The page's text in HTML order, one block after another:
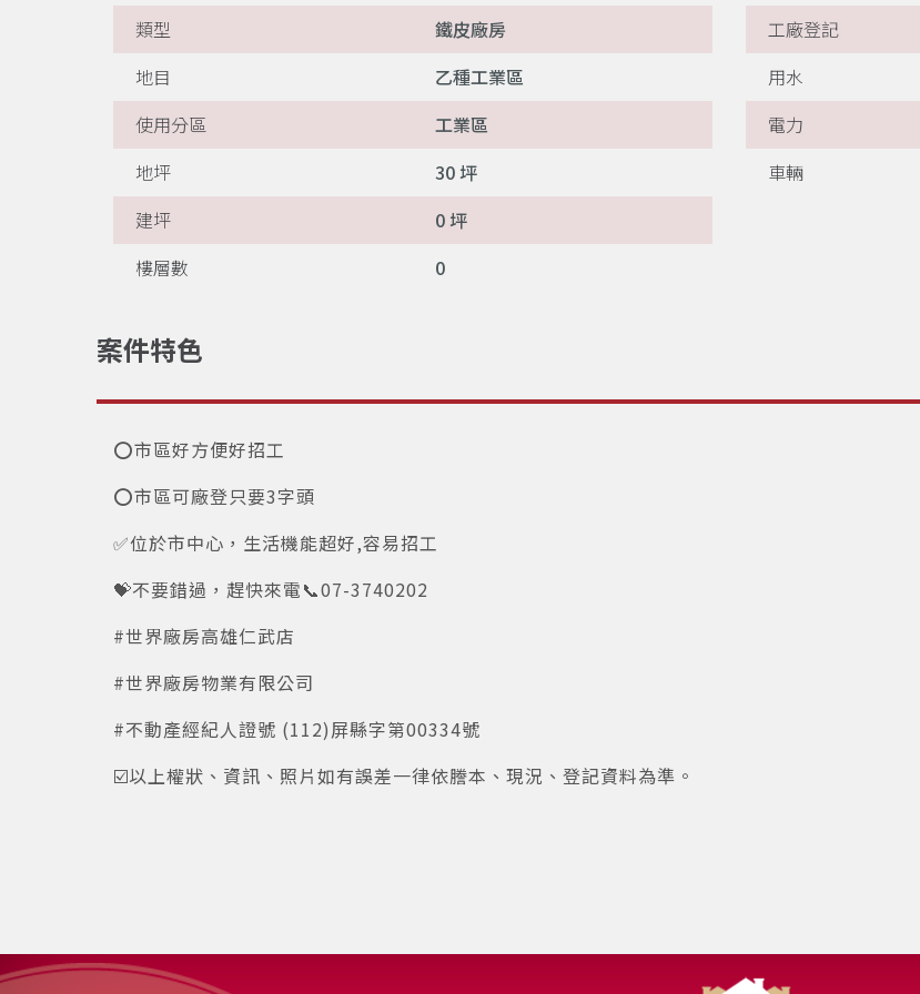
類型
鐵皮廠房
地目
乙種工業區
使用分區
工業區
地坪
30 坪
建坪
0 坪
樓層數
0
工廠登記
用水
電力
車輛
案件特色
⭕市區好方便好招工
⭕市區可廠登只要3字頭
✅位於市中心，生活機能超好,容易招工
💝不要錯過，趕快來電📞07-3740202
#世界廠房高雄仁武店
#世界廠房物業有限公司
#不動產經紀人證號 (112)屏縣字第00334號
☑️以上權狀、資訊、照片如有誤差一律依謄本、現況、登記資料為準。